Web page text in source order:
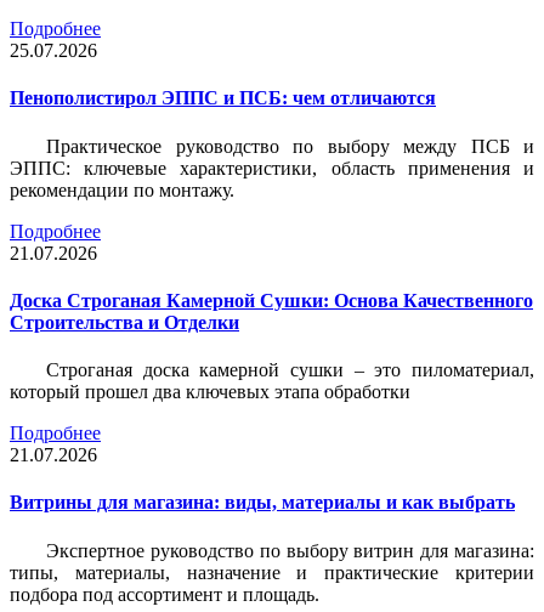
Подробнее
25.07.2026
Пенополистирол ЭППС и ПСБ: чем отличаются
Практическое руководство по выбору между ПСБ и
ЭППС: ключевые характеристики, область применения и
рекомендации по монтажу.
Подробнее
21.07.2026
Доска Строганая Камерной Сушки: Основа Качественного
Строительства и Отделки
Строганая доска камерной сушки – это пиломатериал,
который прошел два ключевых этапа обработки
Подробнее
21.07.2026
Витрины для магазина: виды, материалы и как выбрать
Экспертное руководство по выбору витрин для магазина:
типы, материалы, назначение и практические критерии
подбора под ассортимент и площадь.